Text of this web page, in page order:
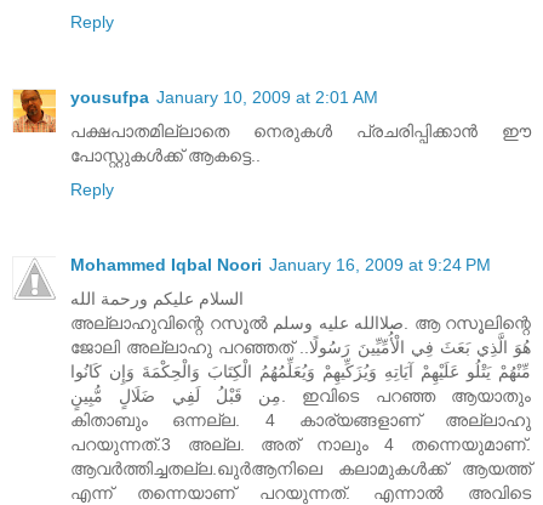
Reply
yousufpa January 10, 2009 at 2:01 AM
പക്ഷപാതമില്ലാതെ നെരുകള്‍ പ്രചരിപ്പിക്കാന്‍ ഈ
പോസ്റ്റുകള്‍ക്ക് ആകട്ടെ..
Reply
Mohammed Iqbal Noori January 16, 2009 at 9:24 PM
السلام عليكم ورحمة الله
അല്ലാഹുവിന്റെ റസൂല്‍ صلاالله عليه وسلم. ആ റസൂ‍ലിന്റെ
ജോലി അല്ലാഹു പറഞ്ഞത് ..هُوَ الَّذِي بَعَثَ فِي الْأُمِّيِّينَ رَسُولًا
مِّنْهُمْ يَتْلُو عَلَيْهِمْ آيَاتِهِ وَيُزَكِّيهِمْ وَيُعَلِّمُهُمُ الْكِتَابَ وَالْحِكْمَةَ وَإِن كَانُوا
مِن قَبْلُ لَفِي ضَلَالٍ مُّبِينٍ. ഇവിടെ പറഞ്ഞ ആയാതും
കിതാബും ഒന്നല്ല. 4 കാര്യങ്ങളാണ് അല്ലാഹു
പറയുന്നത്.3 അല്ല. അത് നാലും 4 തന്നെയുമാണ്.
ആവര്‍ത്തിച്ചതല്ല.ഖുര്‍ആനിലെ കലാമുകള്‍ക്ക് ആയത്ത്
എന്ന് തന്നെയാണ് പറയുന്നത്. എന്നാല്‍ അവിടെ